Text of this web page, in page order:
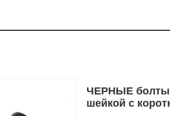
ЧЕРНЫЕ болты
шейкой с